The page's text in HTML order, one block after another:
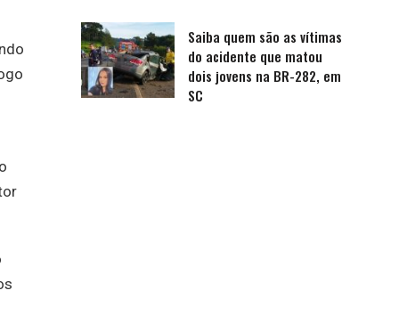
Saiba quem são as vítimas
do acidente que matou
dois jovens na BR-282, em
SC